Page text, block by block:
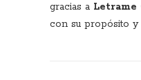
gracias a Letrame
con su propósito y